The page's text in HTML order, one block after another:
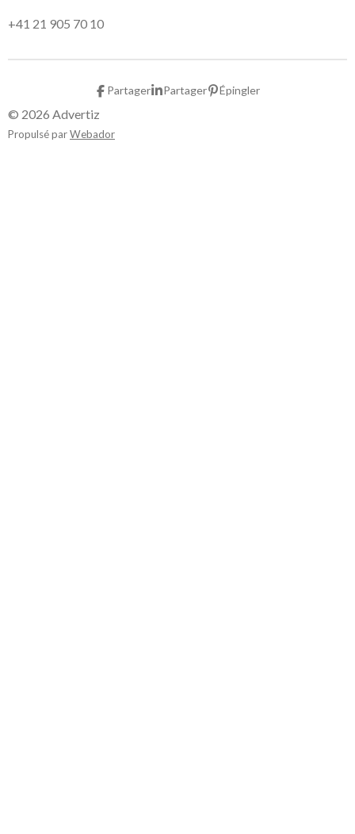
+41 21 905 70 10
Partager Partager Épingler
© 2026 Advertiz
Propulsé parWebador